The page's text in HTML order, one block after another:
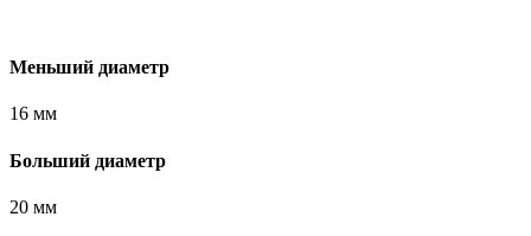
Меньший диаметр
16 мм
Больший диаметр
20 мм